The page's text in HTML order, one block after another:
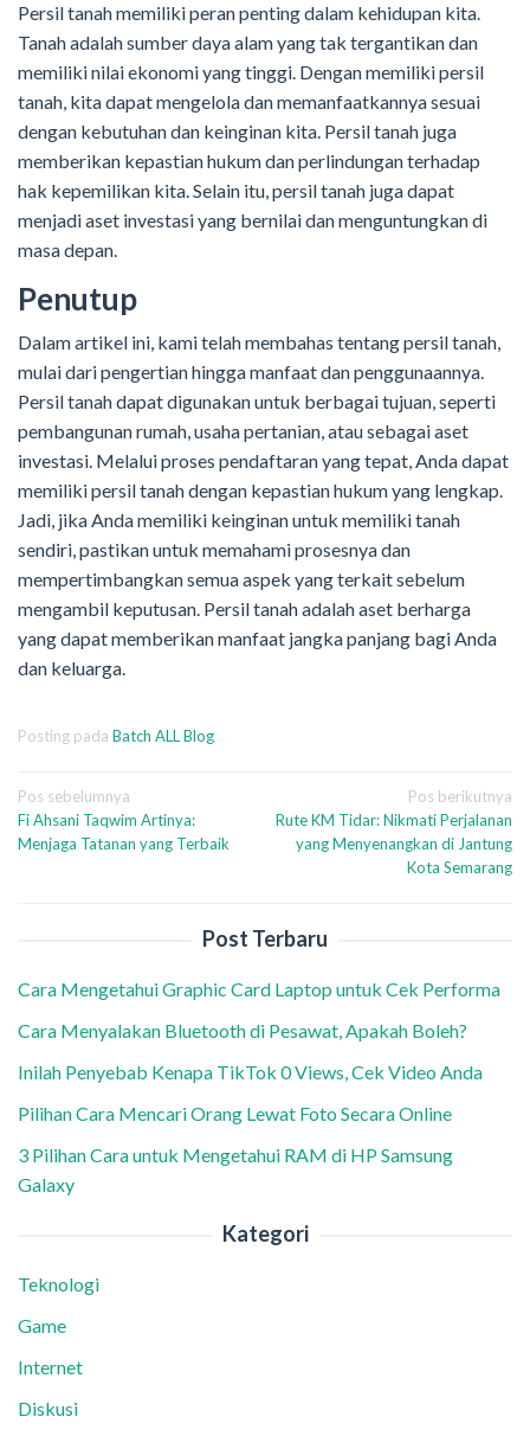
Persil tanah memiliki peran penting dalam kehidupan kita.
Tanah adalah sumber daya alam yang tak tergantikan dan
memiliki nilai ekonomi yang tinggi. Dengan memiliki persil
tanah, kita dapat mengelola dan memanfaatkannya sesuai
dengan kebutuhan dan keinginan kita. Persil tanah juga
memberikan kepastian hukum dan perlindungan terhadap
hak kepemilikan kita. Selain itu, persil tanah juga dapat
menjadi aset investasi yang bernilai dan menguntungkan di
masa depan.
Penutup
Dalam artikel ini, kami telah membahas tentang persil tanah,
mulai dari pengertian hingga manfaat dan penggunaannya.
Persil tanah dapat digunakan untuk berbagai tujuan, seperti
pembangunan rumah, usaha pertanian, atau sebagai aset
investasi. Melalui proses pendaftaran yang tepat, Anda dapat
memiliki persil tanah dengan kepastian hukum yang lengkap.
Jadi, jika Anda memiliki keinginan untuk memiliki tanah
sendiri, pastikan untuk memahami prosesnya dan
mempertimbangkan semua aspek yang terkait sebelum
mengambil keputusan. Persil tanah adalah aset berharga
yang dapat memberikan manfaat jangka panjang bagi Anda
dan keluarga.
Posting pada Batch ALL Blog
Navigasi
pos
Pos sebelumnya
Fi Ahsani Taqwim Artinya:
Menjaga Tatanan yang Terbaik
Pos berikutnya
Rute KM Tidar: Nikmati Perjalanan
yang Menyenangkan di Jantung
Kota Semarang
Post Terbaru
Cara Mengetahui Graphic Card Laptop untuk Cek Performa
Cara Menyalakan Bluetooth di Pesawat, Apakah Boleh?
Inilah Penyebab Kenapa TikTok 0 Views, Cek Video Anda
Pilihan Cara Mencari Orang Lewat Foto Secara Online
3 Pilihan Cara untuk Mengetahui RAM di HP Samsung
Galaxy
Kategori
Teknologi
Game
Internet
Diskusi